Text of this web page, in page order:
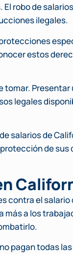
robo de
ilegales.
estos
tomar.
legales
salarios de
de sus
contra el
a los
pagan todas